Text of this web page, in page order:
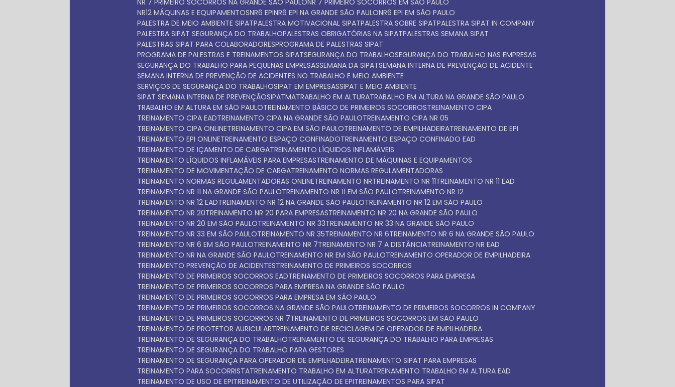
NR 7 PRIMEIRO SOCORROS NA GRANDE SÃO PAULO NR 7 PRIMEIRO SOCORROS EM SÃO PAULO
NR12 MÁQUINAS E EQUIPAMENTOS NR6 EPI NR6 EPI NA GRANDE SÃO PAULO NR6 EPI EM SÃO PAULO
PALESTRA DE MEIO AMBIENTE SIPAT PALESTRA MOTIVACIONAL SIPAT PALESTRA SOBRE SIPAT PALESTRA SIPAT IN COMPANY
PALESTRA SIPAT SEGURANÇA DO TRABALHO PALESTRAS OBRIGATÓRIAS NA SIPAT PALESTRAS SEMANA SIPAT
PALESTRAS SIPAT PARA COLABORADORES PROGRAMA DE PALESTRAS SIPAT
PROGRAMA DE PALESTRAS E TREINAMENTOS SIPAT SEGURANÇA DO TRABALHO SEGURANÇA DO TRABALHO NAS EMPRESAS
SEGURANÇA DO TRABALHO PARA PEQUENAS EMPRESAS SEMANA DA SIPAT SEMANA INTERNA DE PREVENÇÃO DE ACIDENTE
SEMANA INTERNA DE PREVENÇÃO DE ACIDENTES NO TRABALHO E MEIO AMBIENTE
SERVIÇOS DE SEGURANÇA DO TRABALHO SIPAT EM EMPRESAS SIPAT E MEIO AMBIENTE
SIPAT SEMANA INTERNA DE PREVENÇÃO SIPATMA TRABALHO EM ALTURA TRABALHO EM ALTURA NA GRANDE SÃO PAULO
TRABALHO EM ALTURA EM SÃO PAULO TREINAMENTO BÁSICO DE PRIMEIROS SOCORROS TREINAMENTO CIPA
TREINAMENTO CIPA EAD TREINAMENTO CIPA NA GRANDE SÃO PAULO TREINAMENTO CIPA NR 05
TREINAMENTO CIPA ONLINE TREINAMENTO CIPA EM SÃO PAULO TREINAMENTO DE EMPILHADEIRA TREINAMENTO DE EPI
TREINAMENTO EPI ONLINE TREINAMENTO ESPAÇO CONFINADO TREINAMENTO ESPAÇO CONFINADO EAD
TREINAMENTO DE IÇAMENTO DE CARGA TREINAMENTO LÍQUIDOS INFLAMÁVEIS
TREINAMENTO LÍQUIDOS INFLAMÁVEIS PARA EMPRESAS TREINAMENTO DE MÁQUINAS E EQUIPAMENTOS
TREINAMENTO DE MOVIMENTAÇÃO DE CARGA TREINAMENTO NORMAS REGULAMENTADORAS
TREINAMENTO NORMAS REGULAMENTADORAS ONLINE TREINAMENTO NR TREINAMENTO NR 11 TREINAMENTO NR 11 EAD
TREINAMENTO NR 11 NA GRANDE SÃO PAULO TREINAMENTO NR 11 EM SÃO PAULO TREINAMENTO NR 12
TREINAMENTO NR 12 EAD TREINAMENTO NR 12 NA GRANDE SÃO PAULO TREINAMENTO NR 12 EM SÃO PAULO
TREINAMENTO NR 20 TREINAMENTO NR 20 PARA EMPRESAS TREINAMENTO NR 20 NA GRANDE SÃO PAULO
TREINAMENTO NR 20 EM SÃO PAULO TREINAMENTO NR 33 TREINAMENTO NR 33 NA GRANDE SÃO PAULO
TREINAMENTO NR 33 EM SÃO PAULO TREINAMENTO NR 35 TREINAMENTO NR 6 TREINAMENTO NR 6 NA GRANDE SÃO PAULO
TREINAMENTO NR 6 EM SÃO PAULO TREINAMENTO NR 7 TREINAMENTO NR 7 A DISTÂNCIA TREINAMENTO NR EAD
TREINAMENTO NR NA GRANDE SÃO PAULO TREINAMENTO NR EM SÃO PAULO TREINAMENTO OPERADOR DE EMPILHADEIRA
TREINAMENTO PREVENÇÃO DE ACIDENTES TREINAMENTO DE PRIMEIROS SOCORROS
TREINAMENTO DE PRIMEIROS SOCORROS EAD TREINAMENTO DE PRIMEIROS SOCORROS PARA EMPRESA
TREINAMENTO DE PRIMEIROS SOCORROS PARA EMPRESA NA GRANDE SÃO PAULO
TREINAMENTO DE PRIMEIROS SOCORROS PARA EMPRESA EM SÃO PAULO
TREINAMENTO DE PRIMEIROS SOCORROS NA GRANDE SÃO PAULO TREINAMENTO DE PRIMEIROS SOCORROS IN COMPANY
TREINAMENTO DE PRIMEIROS SOCORROS NR 7 TREINAMENTO DE PRIMEIROS SOCORROS EM SÃO PAULO
TREINAMENTO DE PROTETOR AURICULAR TREINAMENTO DE RECICLAGEM DE OPERADOR DE EMPILHADEIRA
TREINAMENTO DE SEGURANÇA DO TRABALHO TREINAMENTO DE SEGURANÇA DO TRABALHO PARA EMPRESAS
TREINAMENTO DE SEGURANÇA DO TRABALHO PARA GESTORES
TREINAMENTO DE SEGURANÇA PARA OPERADOR DE EMPILHADEIRA TREINAMENTO SIPAT PARA EMPRESAS
TREINAMENTO PARA SOCORRISTA TREINAMENTO TRABALHO EM ALTURA TREINAMENTO TRABALHO EM ALTURA EAD
TREINAMENTO DE USO DE EPI TREINAMENTO DE UTILIZAÇÃO DE EPI TREINAMENTOS PARA SIPAT